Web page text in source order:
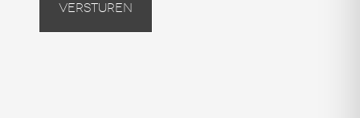
Versturen